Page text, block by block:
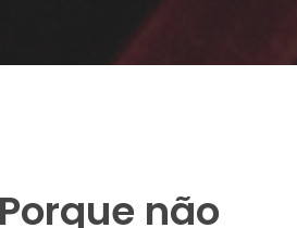
não